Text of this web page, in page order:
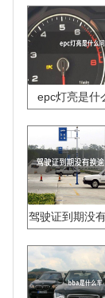
epc灯亮是什
驾驶证到期没